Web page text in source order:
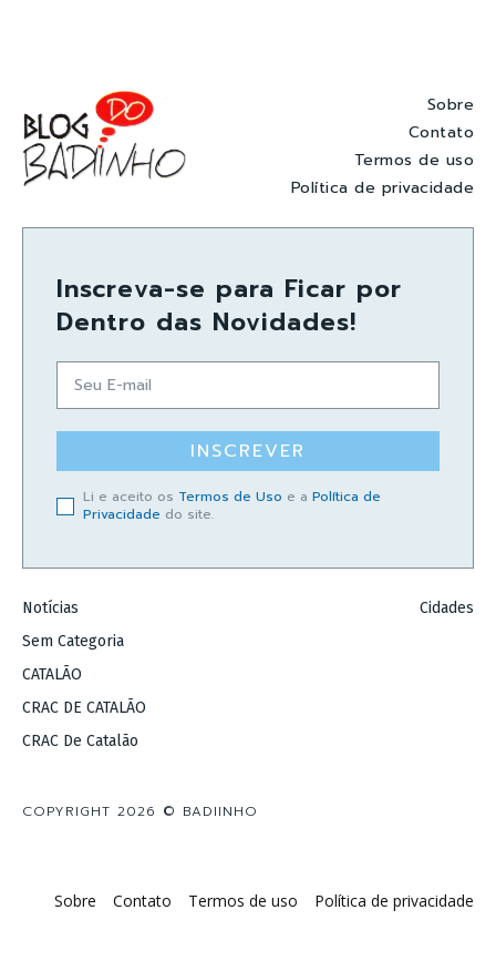
Sobre
Contato
Termos de uso
Política de privacidade
Inscreva-se para Ficar por
Dentro das Novidades!
INSCREVER
Li e aceito os Termos de Uso e a Política de
Privacidade do site.
Notícias
Sem Categoria
CATALÃO
CRAC DE CATALÃO
CRAC De Catalão
Cidades
COPYRIGHT 2026 © BADIINHO
Sobre Contato Termos de uso Política de privacidade